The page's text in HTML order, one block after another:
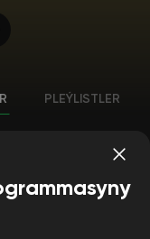
PLEÝLISTLER